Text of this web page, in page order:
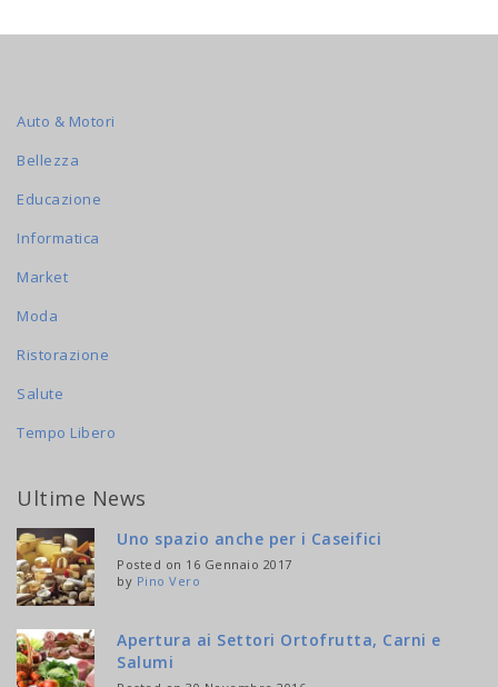
Auto & Motori
Bellezza
Educazione
Informatica
Market
Moda
Ristorazione
Salute
Tempo Libero
Ultime News
Uno spazio anche per i Caseifici
Posted on 16 Gennaio 2017
by Pino Vero
Apertura ai Settori Ortofrutta, Carni e
Salumi